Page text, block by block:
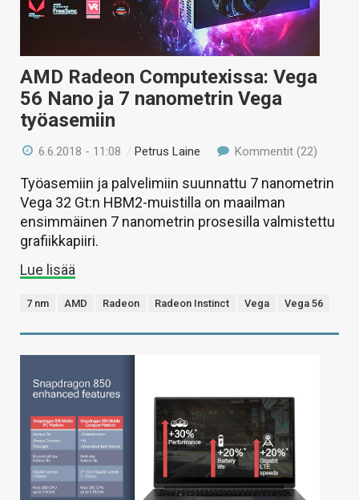
AMD Radeon Computexissa: Vega
56 Nano ja 7 nanometrin Vega
työasemiin
6.6.2018 - 11:08 /Petrus Laine Kommentit (22)
Työasemiin ja palvelimiin suunnattu 7 nanometrin
Vega 32 Gt:n HBM2-muistilla on maailman
ensimmäinen 7 nanometrin prosesilla valmistettu
grafiikkapiiri.
Lue lisää
7 nm AMD Radeon Radeon Instinct Vega Vega 56